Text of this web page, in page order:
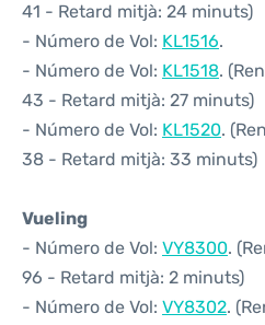
41 - Retard mitjà: 24 minuts)
- Número de Vol: KL1516.
- Número de Vol: KL1518.
43 - Retard mitjà: 27 minuts)
- Número de Vol: KL1520.
38 - Retard mitjà: 33 minuts)
Vueling
- Número de Vol: VY8300.
96 - Retard mitjà: 2 minuts)
- Número de Vol: VY8302.